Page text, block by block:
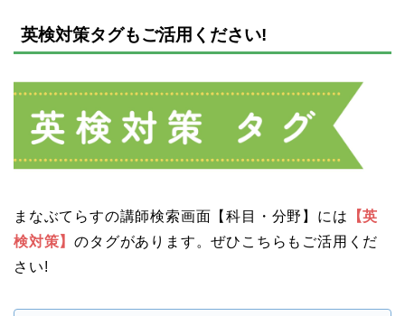
英検対策タグもご活用ください!
まなぶてらすの講師検索画面【科目・分野】には 【英
検対策】のタグがあります。ぜひこちらもご活用くだ
さい!